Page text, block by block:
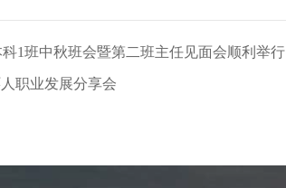
1班中秋班会暨第二班主任见面会顺利举行
职业发展分享会